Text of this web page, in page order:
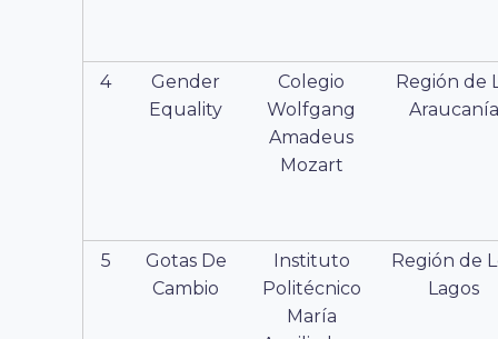
4
Gender
Equality
Colegio
Wolfgang
Amadeus
Mozart
Región de
Araucanía
5
Gotas De
Cambio
Instituto
Politécnico
María
Región de
Lagos